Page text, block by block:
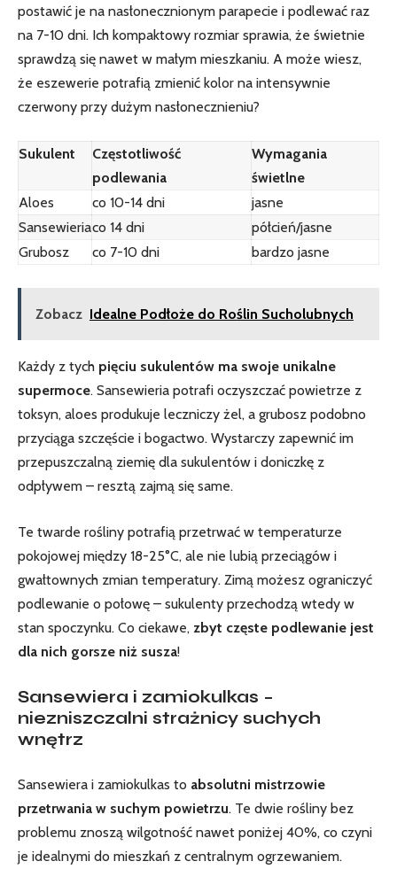
postawić je na nasłonecznionym parapecie i podlewać raz
na 7-10 dni. Ich kompaktowy⁤ rozmiar sprawia, że świetnie
sprawdzą‍ się nawet w małym ‌mieszkaniu. A może⁢ wiesz,
że eszewerie potrafią zmienić kolor na intensywnie
czerwony przy dużym nasłonecznieniu?
Sukulent
Częstotliwość
podlewania
Wymagania
świetlne
Aloes
co 10-14 dni
jasne
Sansewieriaco 14 dni
półcień/jasne
Grubosz
co⁢ 7-10 dni bardzo jasne
Zobacz Idealne Podłoże do Roślin Sucholubnych
Każdy ​z tych pięciu sukulentów ma swoje unikalne
supermoce. Sansewieria potrafi oczyszczać powietrze z
toksyn, aloes produkuje leczniczy żel, a ⁢grubosz podobno
przyciąga szczęście i bogactwo. Wystarczy zapewnić im
przepuszczalną ziemię dla sukulentów i ⁤doniczkę z
odpływem – resztą zajmą się same.
Te twarde rośliny potrafią przetrwać w ⁢temperaturze⁤
pokojowej między 18-25°C, ale nie lubią przeciągów i
gwałtownych zmian temperatury. Zimą możesz ograniczyć
podlewanie o połowę – sukulenty przechodzą wtedy w
stan spoczynku. Co ciekawe, zbyt częste podlewanie jest
dla nich gorsze niż susza!
Sansewiera i zamiokulkas –
niezniszczalni strażnicy suchych
wnętrz
Sansewiera i zamiokulkas to absolutni‌ mistrzowie
przetrwania w suchym powietrzu. ‍Te dwie rośliny bez
problemu znoszą wilgotność ⁣nawet⁢ poniżej 40%, co czyni
je​ idealnymi do mieszkań z centralnym⁣ ogrzewaniem.